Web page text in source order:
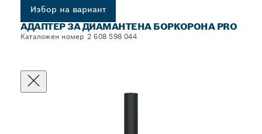
Избор на вариант
АДАПТЕР ЗА ДИАМАНТЕНА БОРКОРОНА PRO
Каталожен номер 2 608 598 044